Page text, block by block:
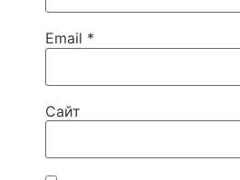
Email *
Сайт